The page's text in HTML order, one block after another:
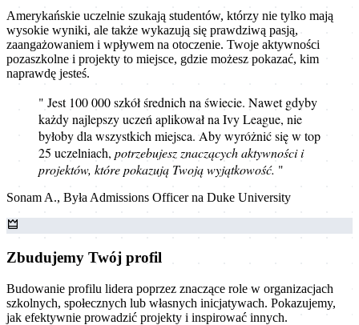
Amerykańskie uczelnie szukają studentów, którzy nie tylko mają
wysokie wyniki, ale także wykazują się prawdziwą pasją,
zaangażowaniem i wpływem na otoczenie. Twoje aktywności
pozaszkolne i projekty to miejsce, gdzie możesz pokazać, kim
naprawdę jesteś.
" Jest 100 000 szkół średnich na świecie. Nawet gdyby
każdy najlepszy uczeń aplikował na Ivy League, nie
byłoby dla wszystkich miejsca. Aby wyróżnić się w top
25 uczelniach, potrzebujesz znaczących aktywności i
projektów, które pokazują Twoją wyjątkowość. "
Sonam A., Była Admissions Officer na Duke University
Zbudujemy Twój profil
Budowanie profilu lidera poprzez znaczące role w organizacjach
szkolnych, społecznych lub własnych inicjatywach. Pokazujemy,
jak efektywnie prowadzić projekty i inspirować innych.